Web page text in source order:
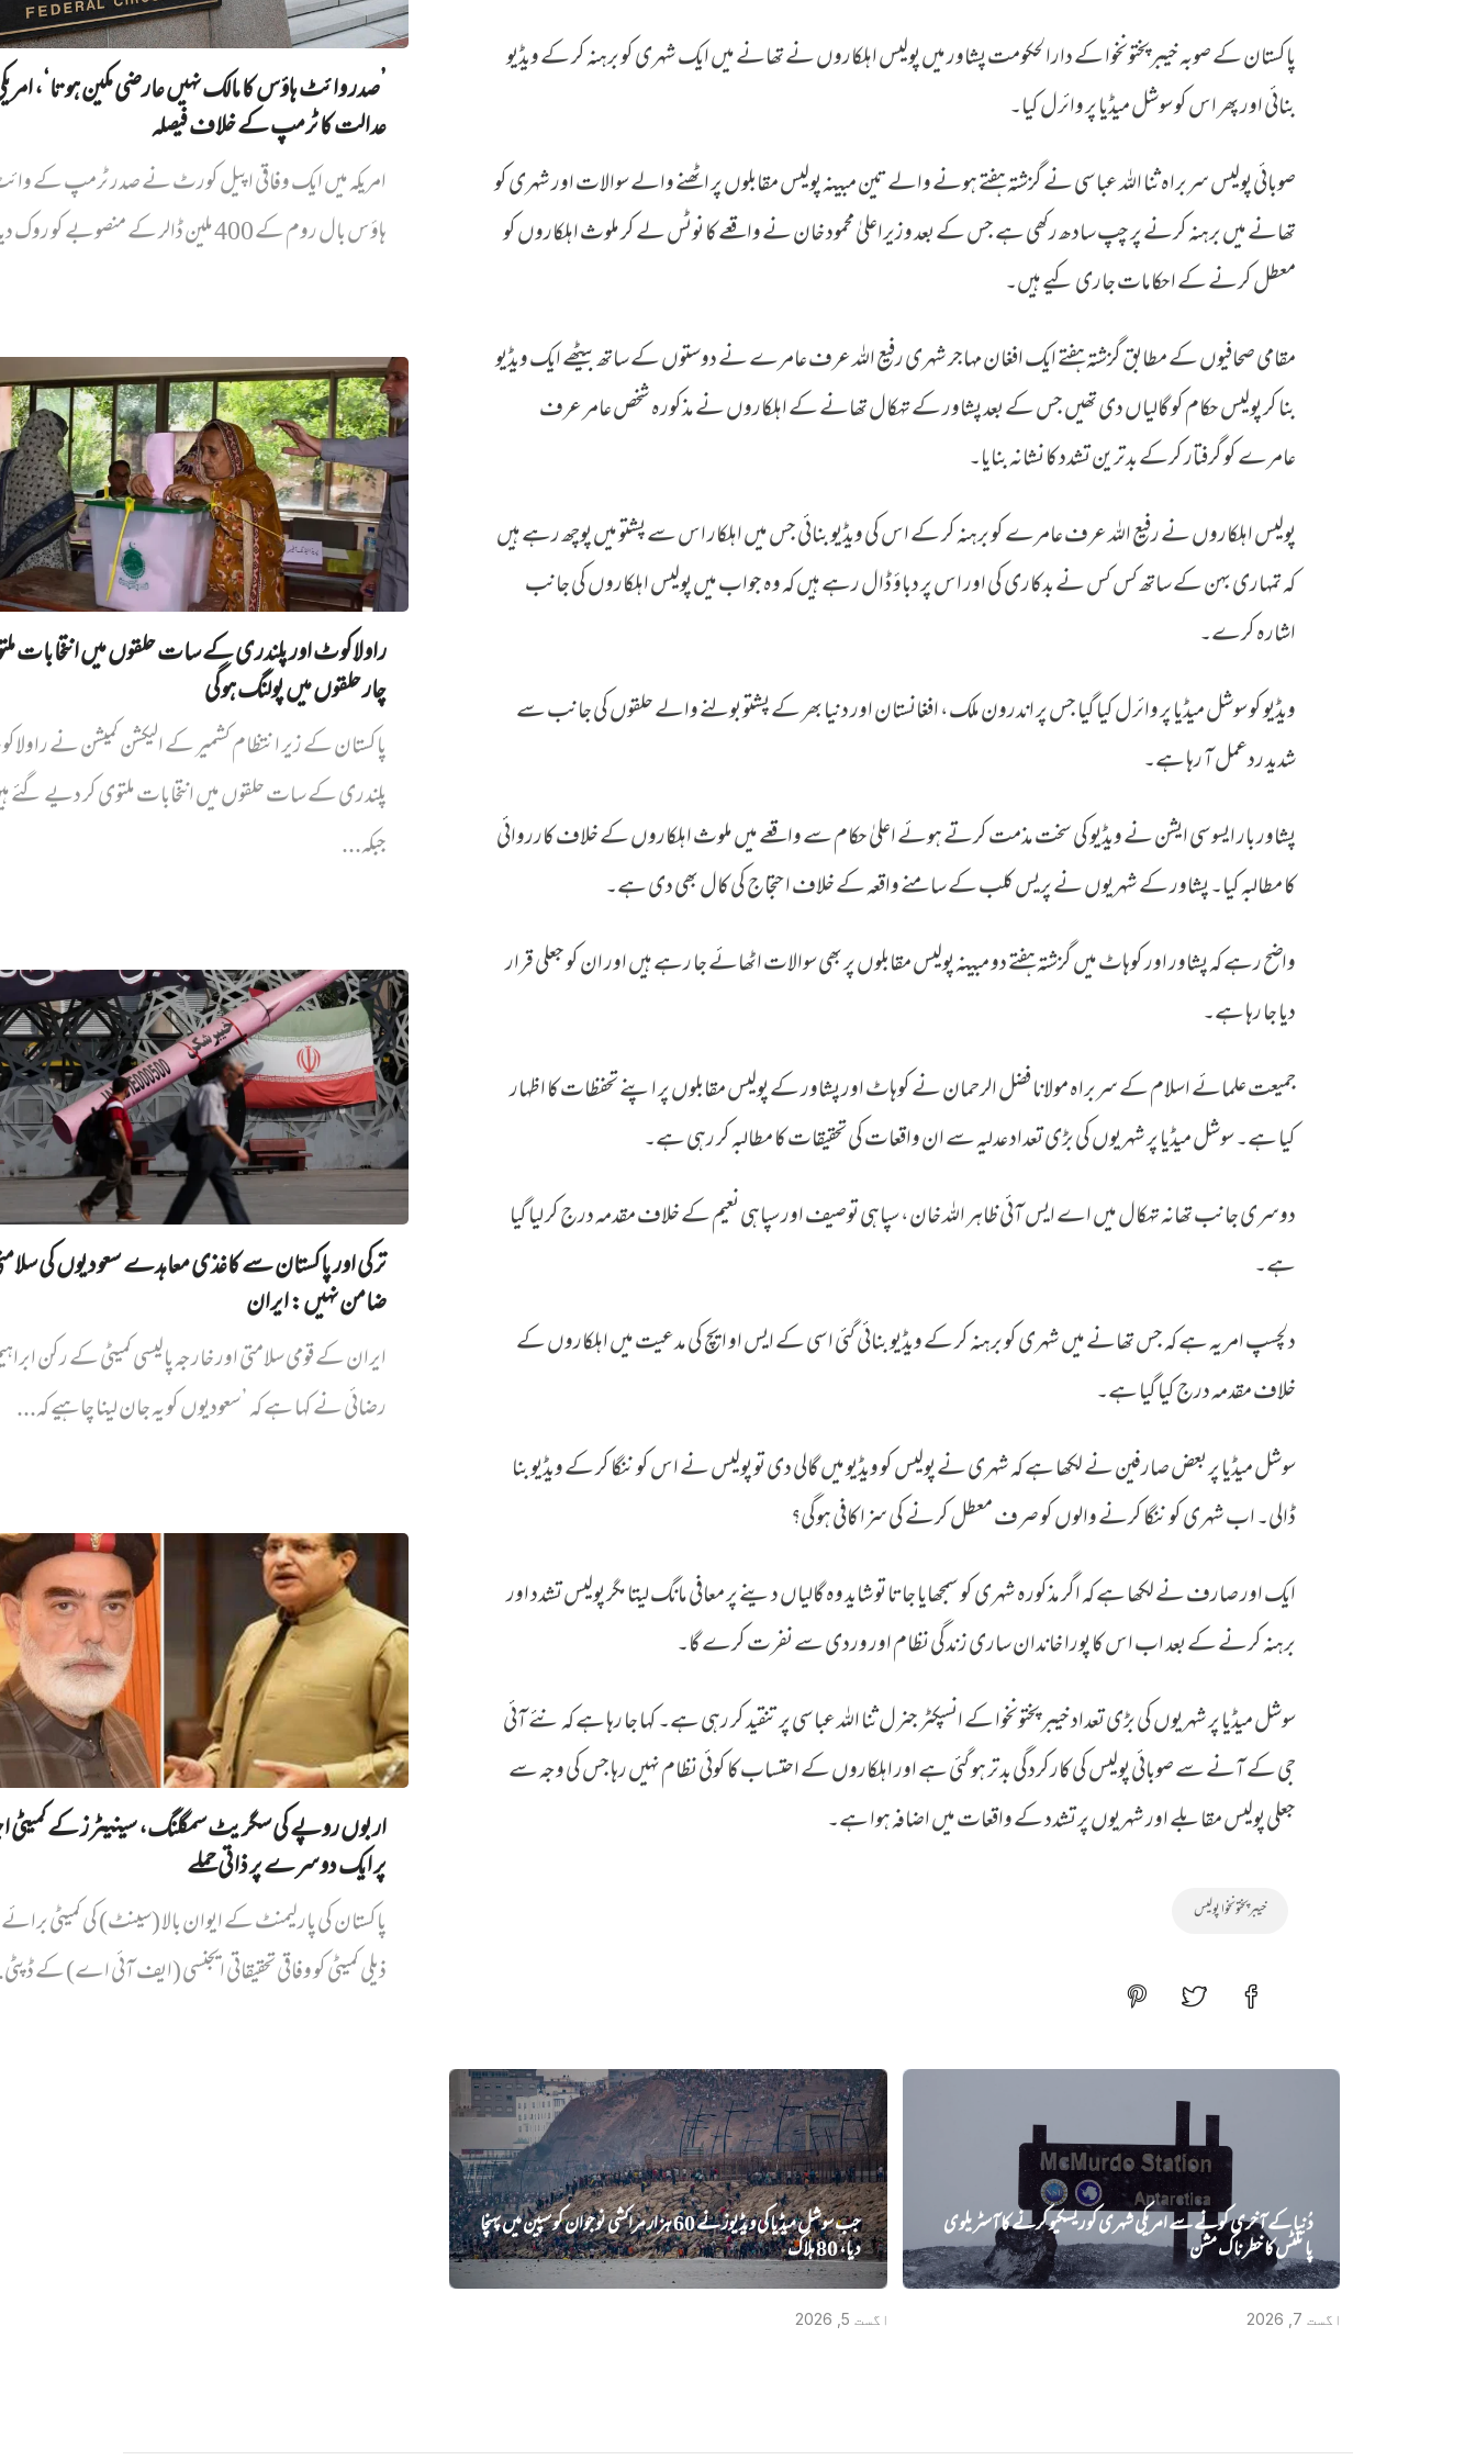
پشاور پولیس نے شہری کو ننگا کرکے ویڈیو بنائی، پھر وائرل کی
پاکستان کے صوبہ خیبرپختونخوا کے دارالحکومت پشاور میں پولیس اہلکاروں نے تھانے میں ایک شہری کو برہنہ کر کے ویڈیو
بنائی اور پھر اس کو سوشل میڈیا پر وائرل کیا۔
صوبائی پولیس سربراہ ثنا اللہ عباسی نے گزشتہ ہفتے ہونے والے تین مبینہ پولیس مقابلوں پر اٹھنے والے سوالات اور شہری کو
تھانے میں برہنہ کرنے پر چپ سادھ رکھی ہے جس کے بعد وزیراعلیٰ محمود خان نے واقعے کا نوٹس لے کر ملوث اہلکاروں کو
معطل کرنے کے احکامات جاری کیے ہیں۔
مقامی صحافیوں کے مطابق گزشتہ ہفتے ایک افغان مہاجر شہری رفیع اللہ عرف عامرے نے دوستوں کے ساتھ بیٹھے ایک ویڈیو
بنا کر پولیس حکام کو گالیاں دی تھیں جس کے بعد پشاور کے تہکال تھانے کے اہلکاروں نے مذکورہ شخص عامر عرف
عامرے کو گرفتار کرکے بدترین تشدد کا نشانہ بنایا۔
پولیس اہلکاروں نے رفیع اللہ عرف عامرے کو برہنہ کر کے اس کی ویڈیو بنائی جس میں اہلکار اس سے پشتو میں پوچھ رہے ہیں
کہ تمہاری بہن کے ساتھ کس کس نے بدکاری کی اور اس پر دباؤ ڈال رہے ہیں کہ وہ جواب میں پولیس اہلکاروں کی جانب
اشارہ کرے۔
ویڈیو کو سوشل میڈیا پر وائرل کیا گیا جس پر اندرون ملک، افغانستان اور دنیا بھر کے پشتو بولنے والے حلقوں کی جانب سے
شدید ردعمل آ رہا ہے۔
پشاور بار ایسوسی ایشن نے ویڈیو کی سخت مذمت کرتے ہوئے اعلیٰ حکام سے واقعے میں ملوث اہلکاروں کے خلاف کارروائی
کا مطالبہ کیا۔ پشاور کے شہریوں نے پریس کلب کے سامنے واقعہ کے خلاف احتجاج کی کال بھی دی ہے۔
واضح رہے کہ پشاور اور کوہاٹ میں گزشتہ ہفتے دو مبینہ پولیس مقابلوں پر بھی سوالات اٹھائے جا رہے ہیں اور ان کو جعلی قرار
دیا جا رہا ہے۔
جمیعت علمائے اسلام کے سربراہ مولانا فضل الرحمان نے کوہاٹ اور پشاور کے پولیس مقابلوں پر اپنے تحفظات کا اظہار
کیا ہے۔ سوشل میڈیا پر شہریوں کی بڑی تعداد عدلیہ سے ان واقعات کی تحقیقات کا مطالبہ کر رہی ہے۔
دوسری جانب تھانہ تہکال میں اے ایس آئی ظاہر اللہ خان، سپاہی توصیف اور سپاہی نعیم کے خلاف مقدمہ درج کر لیا گیا
ہے۔
دلچسپ امر یہ ہے کہ جس تھانے میں شہری کو برہنہ کر کے ویڈیو بنائی گئی اسی کے ایس او ایچ کی مدعیت میں اہلکاروں کے
خلاف مقدمہ درج کیا گیا ہے۔
سوشل میڈیا پر بعض صارفین نے لکھا ہے کہ شہری نے پولیس کو ویڈیو میں گالی دی تو پولیس نے اس کو ننگا کر کے ویڈیو بنا
ڈالی۔ اب شہری کو ننگا کرنے والوں کو صرف معطل کرنے کی سزا کافی ہوگی؟
ایک اور صارف نے لکھا ہے کہ اگر مذکورہ شہری کو سمجھایا جاتا تو شاید وہ گالیاں دینے پر معافی مانگ لیتا مگر پولیس تشدد اور
برہنہ کرنے کے بعد اب اس کا پورا خاندان ساری زندگی نظام اور وردی سے نفرت کرے گا۔
سوشل میڈیا پر شہریوں کی بڑی تعداد خیبر پختونخوا کے انسپکٹر جنرل ثنا اللہ عباسی پر تنقید کر رہی ہے۔ کہا جا رہا ہے کہ نئے آئی
جی کے آنے سے صوبائی پولیس کی کارکردگی بدتر ہو گئی ہے اور اہلکاروں کے احتساب کا کوئی نظام نہیں رہا جس کی وجہ سے
جعلی پولیس مقابلے اور شہریوں پر تشدد کے واقعات میں اضافہ ہوا ہے۔
خیبرپختونخوا پولیس
دُنیا کے آخری کونے سے امریکی شہری کو ریسکیو کرنے کا آسٹریلوی
پائلٹس کا خطرناک مشن
اگست 7, 2026
جب سوشل میڈیا کی ویڈیوز نے 60 ہزار مراکشی نوجوان کو سپین میں پہنچا
دیا، 80 ہلاک
اگست 5, 2026
’صدر وائٹ ہاؤس کا مالک نہیں‌ عارضی مکین ہوتا‘،
عدالت کا ٹرمپ کے خلاف فیصلہ
امریکہ میں ایک وفاقی اپیل کورٹ نے صدر ٹرمپ کے
ہاؤس بال روم کے 400 ملین ڈالر کے منصوبے کو روک دیا...
راولاکوٹ اور پلندری کے سات حلقوں میں انتخابات
چار حلقوں میں پولنگ ہوگی
پاکستان کے زیر انتظام کشمیر کے الیکشن کمیشن نے
پلندری کے سات حلقوں میں انتخابات ملتوی کر دیے گئے
جبکہ...
ترکی اور پاکستان سے کاغذی معاہدے سعودیوں کی
ضامن نہیں‌: ایران
ایران کے قومی سلامتی اور خارجہ پالیسی کمیٹی کے رکن
رضائی نے کہا ہے کہ ’سعودیوں کو یہ جان لینا چاہیے کہ...
اربوں روپے کی سگریٹ سمگلنگ، سینیٹرز کے کمیٹی
پر ایک دوسرے پر ذاتی حملے
پاکستان کی پارلیمنٹ کے ایوان بالا (سینٹ) کی کمیٹی برائے
ذیلی کمیٹی کو وفاقی تحقیقاتی ایجنسی (ایف آئی اے) کے